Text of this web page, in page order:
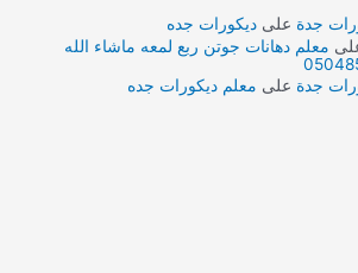
جدة علىديكورات جده
معلم دهانات جوتن ربع لمعه ماشاء الله
جدة على معلم ديكورات جده